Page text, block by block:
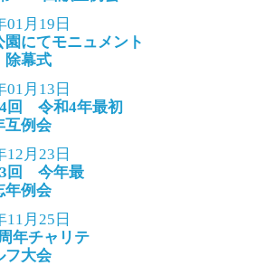
01月19日
園にてモニュメント
除幕式
01月13日
回 令和4年最初
互例会
12月23日
回 今年最
年例会
11月25日
年チャリテ
フ大会